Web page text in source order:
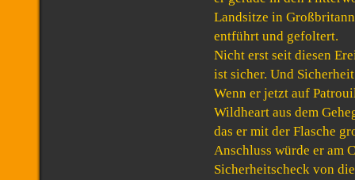
Landsitze in
entführt und gefoltert.
Nicht erst seit diesen
ist sicher. Und
Wenn er jetzt auf
Wildheart aus dem
das er mit der Flasche
Anschluss würde er am
Sicherheitscheck von